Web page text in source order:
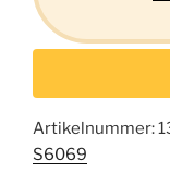
Artikelnummer:
S6069